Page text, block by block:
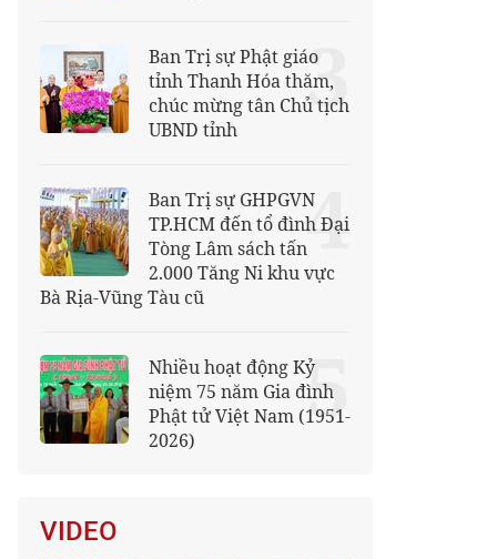
Ban Trị sự Phật giáo
tỉnh Thanh Hóa thăm,
chúc mừng tân Chủ tịch
UBND tỉnh
3
Ban Trị sự GHPGVN
TP.HCM đến tổ đình Đại
Tòng Lâm sách tấn
2.000 Tăng Ni khu vực
Bà Rịa-Vũng Tàu cũ
4
Nhiều hoạt động Kỷ
niệm 75 năm Gia đình
Phật tử Việt Nam (1951-
2026)
5
VIDEO